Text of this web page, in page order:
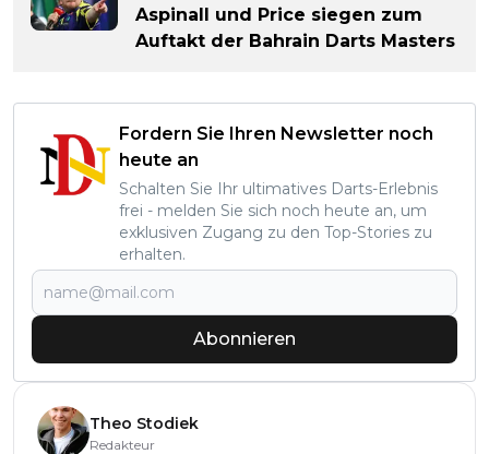
Aspinall und Price siegen zum
Auftakt der Bahrain Darts Masters
Fordern Sie Ihren Newsletter noch
heute an
Schalten Sie Ihr ultimatives Darts-Erlebnis
frei - melden Sie sich noch heute an, um
exklusiven Zugang zu den Top-Stories zu
erhalten.
Abonnieren
Theo Stodiek
Redakteur